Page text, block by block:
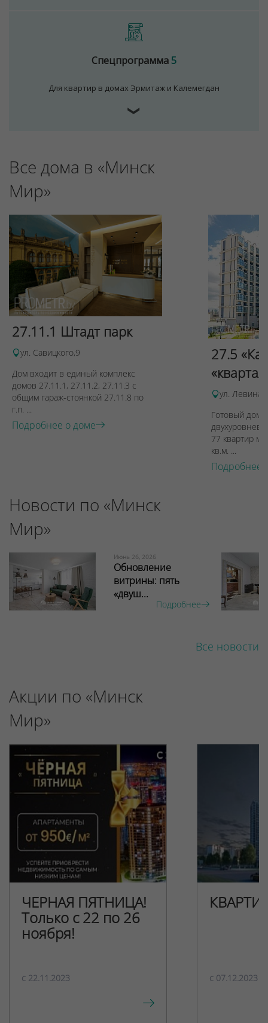
Спецпрограмма5
Для квартир в домах Эрмитаж и Калемегдан
❯
Все дома в «Минск
Мир»
27.11.1 Штадт парк
ул. Савицкого,9
Дом входит в единый комплекс
домов 27.11.1, 27.11.2, 27.11.3 с
общим гараж-стоянкой 27.11.8 по
г.п. ...
Подробнее о доме
27.5
ул. Левина,
Готовый дом
77 квартир
кв.м. ...
Подробнее
Новости по «Минск
Мир»
Июнь 26, 2026
Обновление
витрины: пять
«двуш...
Подробнее
Все новости
Акции по «Минск
Мир»
ЧЕРНАЯ ПЯТНИЦА!
Только с 22 по 26
ноября!
c 22.11.2023 c 07.12.2023